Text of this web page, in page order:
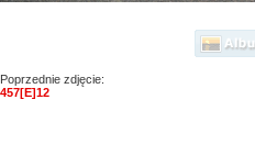
Poprzednie zdjęcie:
457[E]12